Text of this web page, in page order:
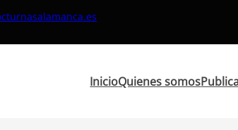
InicioQuienes somos